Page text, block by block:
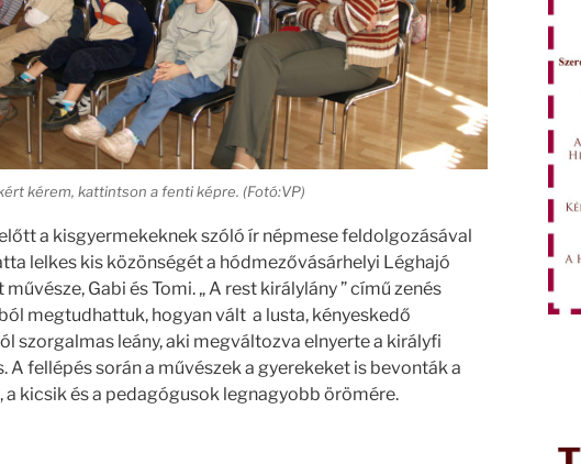
kérem, kattintson a fenti képre. (Fotó:VP)
a kisgyermekeknek szóló ír népmese feldolgozásával
lelkes kis közönségét a hódmezővásárhelyi Léghajó
művésze, Gabi és Tomi. „ A rest királylány ” című zenés
megtudhattuk, hogyan vált a lusta, kényeskedő
szorgalmas leány, aki megváltozva elnyerte a királyfi
A fellépés során a művészek a gyerekeket is bevonták a
kicsik és a pedagógusok legnagyobb örömére.